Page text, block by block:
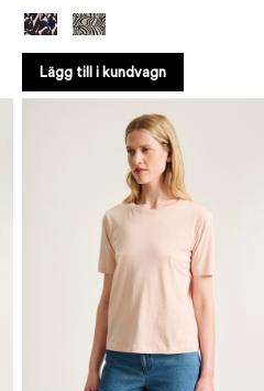
Lägg till i kundvagn